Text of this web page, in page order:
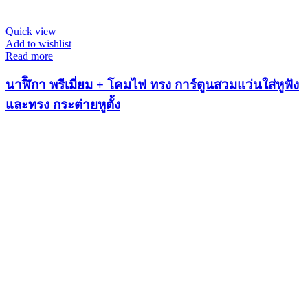
Quick view
Add to wishlist
Read more
นาฬิิกา พรีเมี่ยม + โคมไฟ ทรง การ์ตูนสวมแว่นใส่หูฟัง
และทรง กระต่ายหูตั้ง